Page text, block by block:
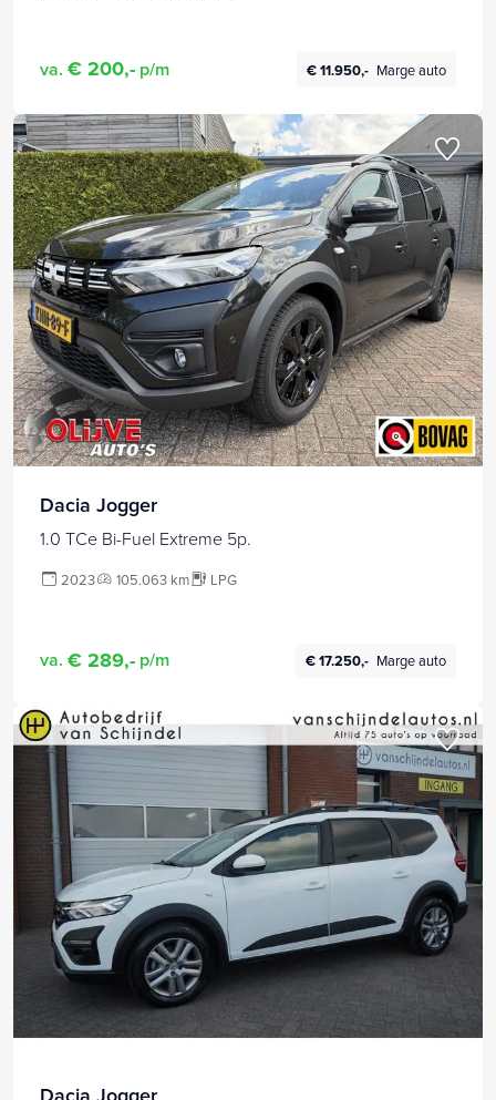
va. € 200,- p/m € 11.950,- Marge auto
Dacia Jogger
1.0 TCe Bi-Fuel Extreme 5p.
2023 105.063 km LPG
va. € 289,- p/m € 17.250,- Marge auto